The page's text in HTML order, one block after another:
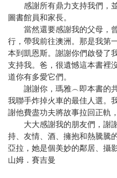
感謝所有鼎力支持我們，並
圖書館員和家長。
當然還要感謝我的父母，
行，帶我前往澳洲。那是我第
本到凱恩斯。謝謝你們啟發了
支持我。爸，很遺憾這本書裡
道你有多愛它們。
謝謝你，瑪雅︵即本書的共
我聯手炸掉火車的最佳人選。
謝他費盡功夫將故事拉回正軌
大大感謝我的朋友們，謝
持、友情、酒、擁抱和熱騰騰
亞拉，她是個美妙的鄰居、攝
山姆．賽吉曼